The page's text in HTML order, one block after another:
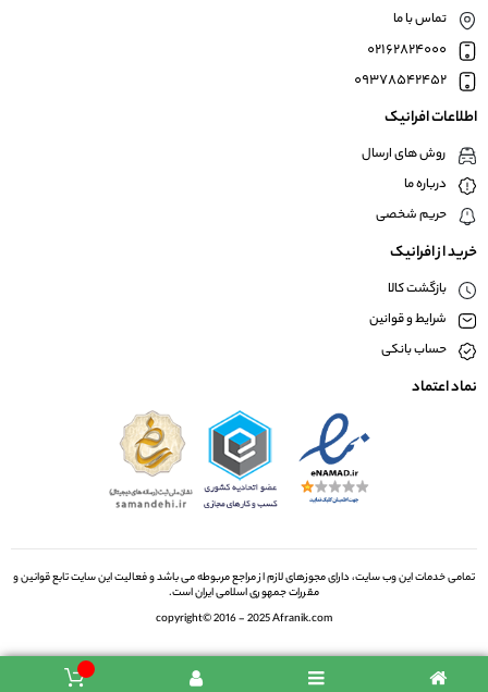
تماس با ما
02162824000
09378542452
اطلاعات افرانیک
روش های ارسال
درباره ما
حریم شخصی
خرید از افرانیک
بازگشت کالا
شرایط و قوانین
حساب بانکی
نماد اعتماد
تمامی خدمات این وب سایت، دارای مجوزهای لازم از مراجع مربوطه می باشد و فعالیت این سایت تابع قوانین و
مقررات جمهوری اسلامی ایران است.
copyright© 2016 - 2025 Afranik.com